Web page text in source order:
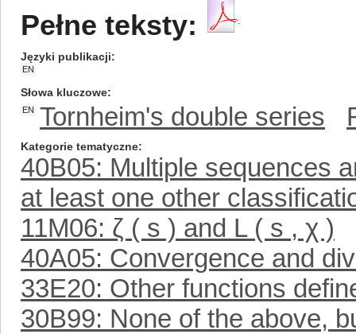
Pełne teksty:
Języki publikacji
EN
Słowa kluczowe
EN Tornheim's double series
Kategorie tematyczne
40B05: Multiple sequences
at least one other
11M06: ζ ( s ) and L ( s , χ )
40A05: Convergence and
33E20: Other functions
30B99: None of the above,